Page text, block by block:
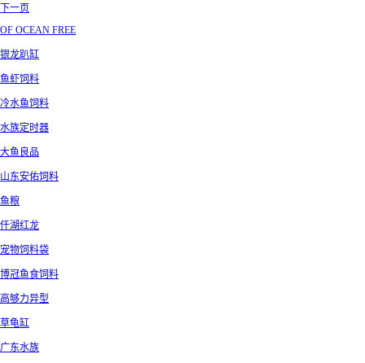
下一页
OF OCEAN FREE
银龙趴缸
鱼虾饲料
冷水鱼饲料
水族定时器
大鱼良品
山东安佑饲料
鱼粮
仟湖红龙
宠物饲料袋
博冠鱼食饲料
高够力异型
草龟缸
广东水族